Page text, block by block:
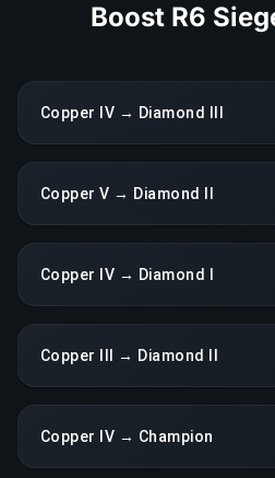
Boost R6
Copper IV → Diamond III
Copper V → Diamond II
Copper IV → Diamond I
Copper III → Diamond II
Copper IV → Champion